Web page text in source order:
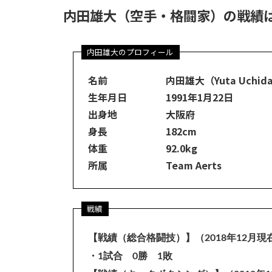
内田雄大（空手・格闘家）の戦績
名前 内田雄大（Yuta Uchida
生年月日 1991年1月22日
出身地 大阪府
身長 182cm
体重 92.0kg
所属 Team Aerts
【戦績（総合格闘技）】（2018年12月現
・1試合 0勝 1敗